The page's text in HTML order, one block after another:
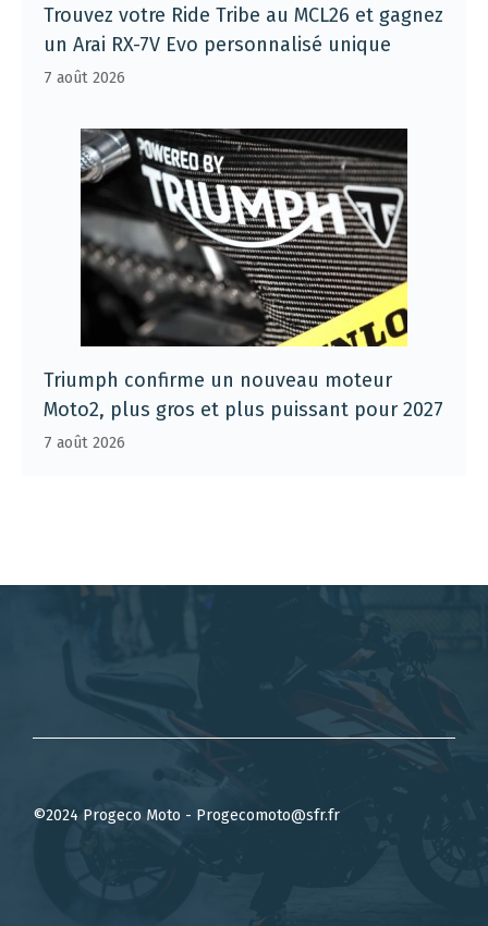
Trouvez votre Ride Tribe au MCL26 et gagnez
un Arai RX-7V Evo personnalisé unique
7 août 2026
Triumph confirme un nouveau moteur
Moto2, plus gros et plus puissant pour 2027
7 août 2026
©2024 Progeco Moto - Progecomoto@sfr.fr